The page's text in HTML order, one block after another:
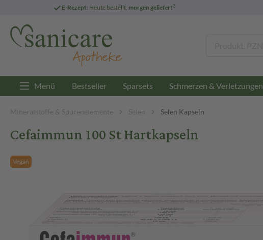
E-Rezept: Heute bestellt, morgen geliefert3
Menü Bestseller Sparsets Schmerzen & Verletzungen
Mineralstoffe & Spurenelemente Selen Selen Kapseln
Cefaimmun 100 St Hartkapseln
Vegan